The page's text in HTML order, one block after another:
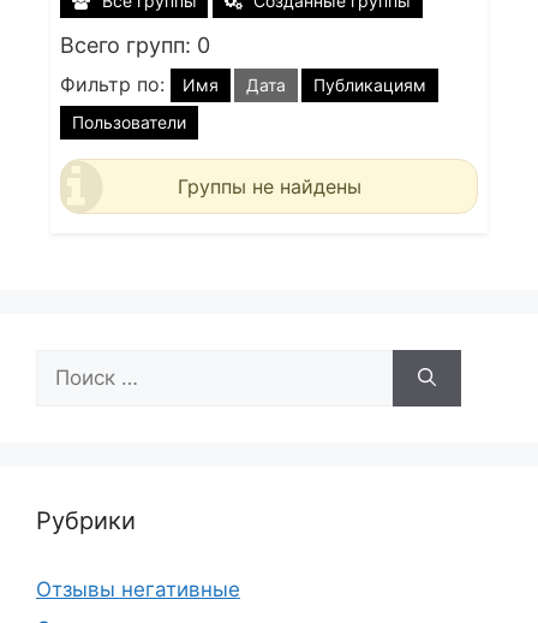
Всего групп: 0
Фильтр по: Имя Дата
Публикациям
Пользователи
Группы не найдены
Рубрики
Отзывы негативные